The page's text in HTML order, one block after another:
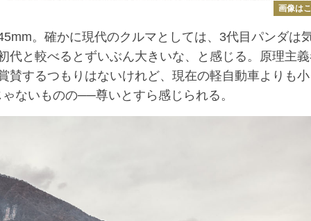
画像は
。確かに現代のクルマとしては、3代目パンダは
代と較べるとずいぶん大きいな、と感じる。原理主
賛するつもりはないけれど、現在の軽自動車よりも
ないものの──尊いとすら感じられる。